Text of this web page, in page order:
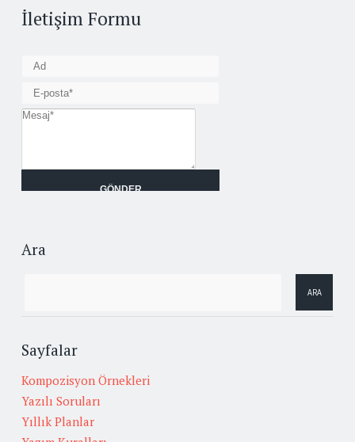
İletişim Formu
Ara
Sayfalar
Kompozisyon Örnekleri
Yazılı Soruları
Yıllık Planlar